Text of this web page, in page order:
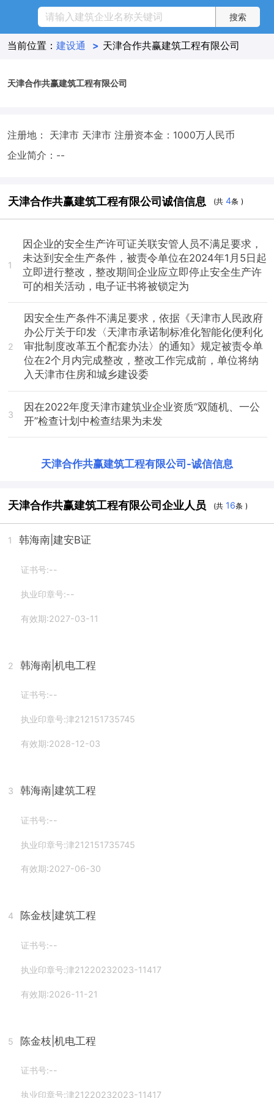
当前位置： 建设通 > 天津合作共赢建筑工程有限公司
天津合作共赢建筑工程有限公司
注册地： 天津市 天津市 注册资本金：1000万人民币
企业简介：--
天津合作共赢建筑工程有限公司诚信信息 (共4条 )
1
因企业的安全生产许可证关联安管人员不满足要求，
未达到安全生产条件，被责令单位在2024年1月5日起
立即进行整改，整改期间企业应立即停止安全生产许
可的相关活动，电子证书将被锁定为
2
因安全生产条件不满足要求，依据《天津市人民政府
办公厅关于印发〈天津市承诺制标准化智能化便利化
审批制度改革五个配套办法〉的通知》规定被责令单
位在2个月内完成整改，整改工作完成前，单位将纳
入天津市住房和城乡建设委
3
因在2022年度天津市建筑业企业资质“双随机、一公
开”检查计划中检查结果为未发
天津合作共赢建筑工程有限公司 -诚信信息
天津合作共赢建筑工程有限公司企业人员 (共 16条 )
1 韩海南 |建安B证
证书号:--
执业印章号:--
有效期:2027-03-11
2 韩海南 |机电工程
证书号:--
执业印章号:津212151735745
有效期:2028-12-03
3 韩海南 |建筑工程
证书号:--
执业印章号:津212151735745
有效期:2027-06-30
4 陈金枝 |建筑工程
证书号:--
执业印章号:津21220232023-11417
有效期:2026-11-21
5 陈金枝 |机电工程
证书号:--
执业印章号:津21220232023-11417